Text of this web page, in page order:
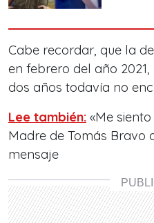
Cabe recordar, que la
en febrero del año
dos años todavía no
Lee también: «Me
Madre de Tomás
mensaje